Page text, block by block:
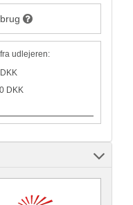
udlejeren:
DKK